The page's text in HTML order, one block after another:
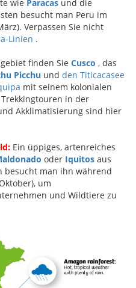
wie Paracas und die
besucht man Peru im
Verpassen Sie nicht
Linien .
finden Sie Cusco , das
Picchu und den Titicacasee
mit seinem kolonialen
in der
Akklimatisierung sind hier
Ein üppiges, artenreiches
oder Iquitos aus
besucht man ihn während
um
und Wildtiere zu